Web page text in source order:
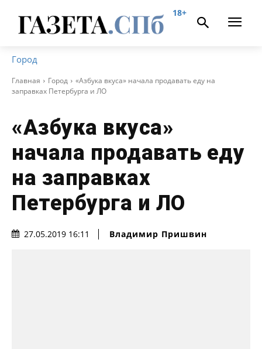
18+
Город
Главная Город
«Азбука вкуса» начала продавать еду на
заправках Петербурга и ЛО
«Азбука вкуса»
начала продавать еду
на заправках
Петербурга и ЛО
27.05.2019 16:11 Владимир Пришвин